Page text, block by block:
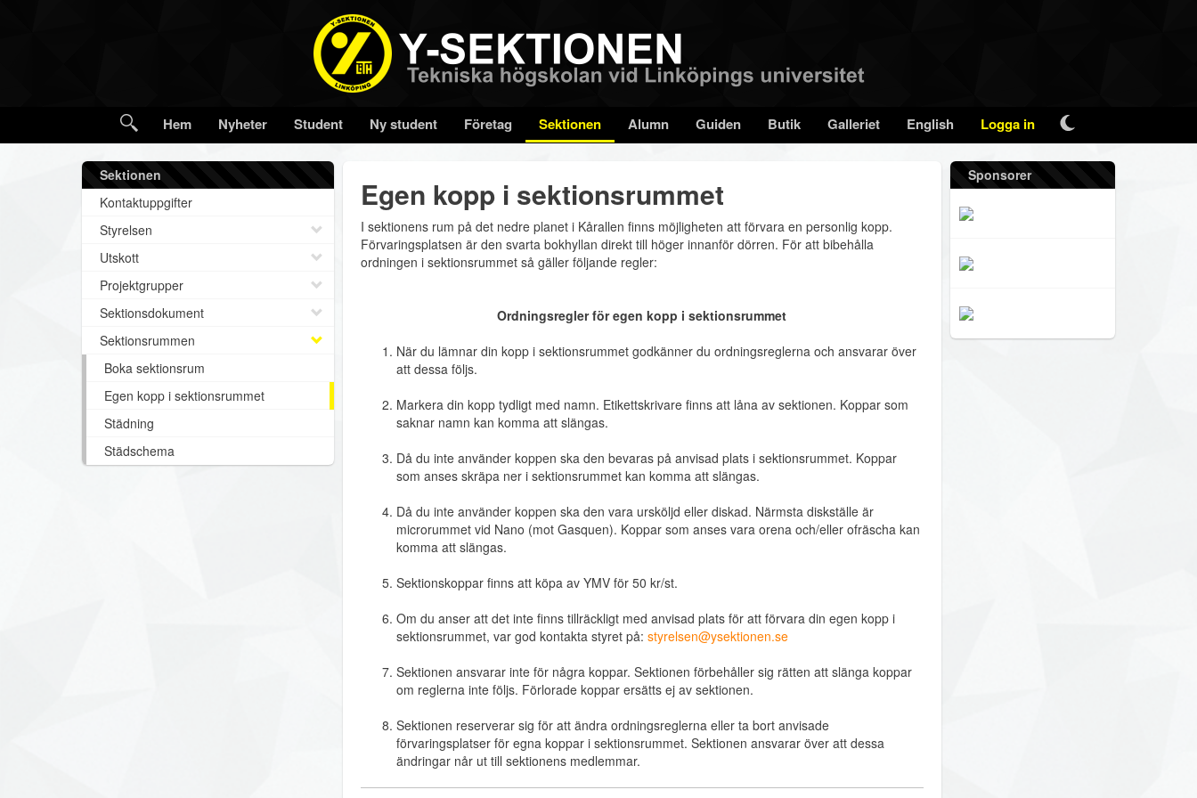
Hem Nyheter Student Ny student Företag Sektionen Alumn Guiden Butik Galleriet English Logga in
Sektionen
Kontaktuppgifter
Styrelsen
Utskott
Projektgrupper
Sektionsdokument
Sektionsrummen
Boka sektionsrum
Egen kopp i sektionsrummet
Städning
Städschema
Egen kopp i sektionsrummet
I sektionens rum på det nedre planet i Kårallen finns möjligheten att förvara en personlig kopp.
Förvaringsplatsen är den svarta bokhyllan direkt till höger innanför dörren. För att bibehålla
ordningen i sektionsrummet så gäller följande regler:
Ordningsregler för egen kopp i sektionsrummet
När du lämnar din kopp i sektionsrummet godkänner du ordningsreglerna och ansvarar över
att dessa följs.
Markera din kopp tydligt med namn. Etikettskrivare finns att låna av sektionen. Koppar som
saknar namn kan komma att slängas.
Då du inte använder koppen ska den bevaras på anvisad plats i sektionsrummet. Koppar
som anses skräpa ner i sektionsrummet kan komma att slängas.
Då du inte använder koppen ska den vara ursköljd eller diskad. Närmsta diskställe är
microrummet vid Nano (mot Gasquen). Koppar som anses vara orena och/eller ofräscha kan
komma att slängas.
Sektionskoppar finns att köpa av YMV för 50 kr/st.
Om du anser att det inte finns tillräckligt med anvisad plats för att förvara din egen kopp i
sektionsrummet, var god kontakta styret på: styrelsen@ysektionen.se
Sektionen ansvarar inte för några koppar. Sektionen förbehåller sig rätten att slänga koppar
om reglerna inte följs. Förlorade koppar ersätts ej av sektionen.
Sektionen reserverar sig för att ändra ordningsreglerna eller ta bort anvisade
förvaringsplatser för egna koppar i sektionsrummet. Sektionen ansvarar över att dessa
ändringar når ut till sektionens medlemmar.
Sponsorer